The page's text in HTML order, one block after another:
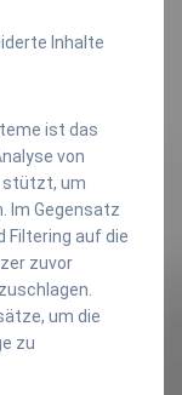
Inhalte
ist das
von
stützt, um
Im Gegensatz
Filtering auf die
zuvor
um die
zu